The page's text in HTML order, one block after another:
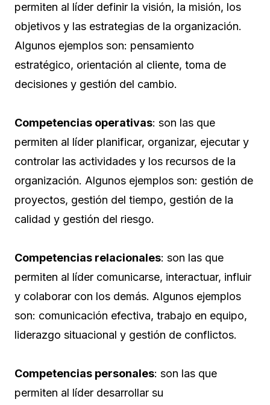
permiten al líder definir la visión, la misión, los
objetivos y las estrategias de la organización.
Algunos ejemplos son: pensamiento
estratégico, orientación al cliente, toma de
decisiones y gestión del cambio.
Competencias operativas: son las que
permiten al líder planificar, organizar, ejecutar y
controlar las actividades y los recursos de la
organización. Algunos ejemplos son: gestión de
proyectos, gestión del tiempo, gestión de la
calidad y gestión del riesgo.
Competencias relacionales: son las que
permiten al líder comunicarse, interactuar, influir
y colaborar con los demás. Algunos ejemplos
son: comunicación efectiva, trabajo en equipo,
liderazgo situacional y gestión de conflictos.
Competencias personales: son las que
permiten al líder desarrollar su